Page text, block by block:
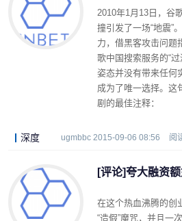
2010年1月13日，谷
撞引发了一场“地震”
力，借黑客攻击问题
歌中国搜索服务的“
姿态并没有带来任何
成为了唯一选择。这
剧的最佳注释：
深度 ugmbbc 2015-09-06 08:56 阅
[评论]夸大融资
在这个热血沸腾的创
“造假”魔咒，并且一